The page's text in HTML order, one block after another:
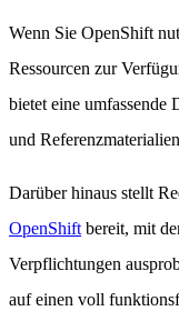
Wenn Sie OpenShift
Ressourcen zur
bietet eine umfassende
und
Darüber hinaus stellt
OpenShiftbereit, mit
Verpflichtungen
auf einen voll